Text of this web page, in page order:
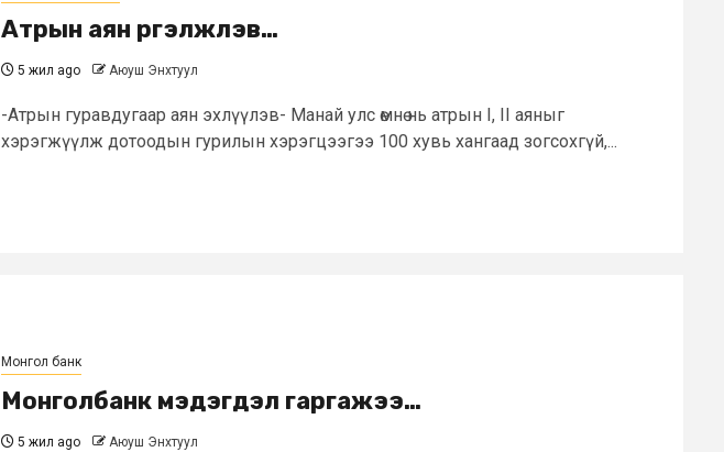
Атрын аян үргэлжлэв…
5 жил ago Аюуш Энхтуул
-Атрын гуравдугаар аян эхлүүлэв- Манай улс өмнө нь атрын I, II аяныг
хэрэгжүүлж дотоодын гурилын хэрэгцээгээ 100 хувь хангаад зогсохгүй,...
Монгол банк
Монголбанк мэдэгдэл гаргажээ…
5 жил ago Аюуш Энхтуул